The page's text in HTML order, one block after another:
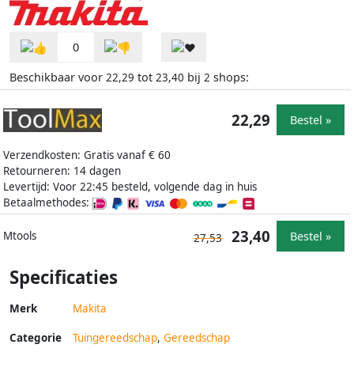
0
Beschikbaar voor 22,29 tot 23,40 bij 2 shops:
Verzendkosten: Gratis vanaf € 60
Retourneren: 14 dagen
Levertijd: Voor 22:45 besteld, volgende dag in huis
Betaalmethodes:
22,29 Bestel »
Mtools 27,53 23,40 Bestel »
Specificaties
Merk Makita
Categorie Tuingereedschap, Gereedschap